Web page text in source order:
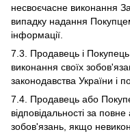
несвоєчасне виконання
випадку надання
інформації.
7.3. Продавець і Покупець
виконання своїх
законодавства України і
7.4. Продавець або
відповідальності за
зобов'язань, якщо